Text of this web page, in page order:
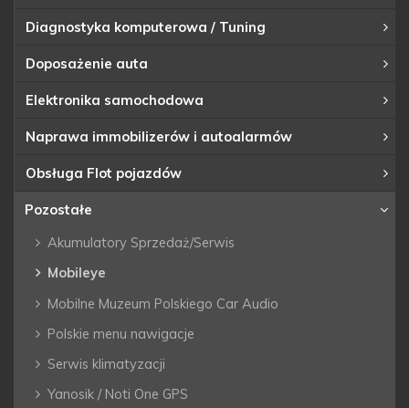
Diagnostyka komputerowa / Tuning
Doposażenie auta
Elektronika samochodowa
Naprawa immobilizerów i autoalarmów
Obsługa Flot pojazdów
Pozostałe
Akumulatory Sprzedaż/Serwis
Mobileye
Mobilne Muzeum Polskiego Car Audio
Polskie menu nawigacje
Serwis klimatyzacji
Yanosik / Noti One GPS